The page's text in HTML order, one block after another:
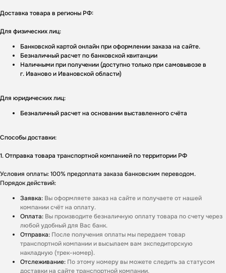
Доставка товара в регионы РФ:
Для физических лиц:
Банковской картой онлайн при оформлении заказа на сайте.
Безналичный расчет по банковской квитанции
Наличными при получении (доступно только при самовывозе в
г. Иваново и Ивановской области)
Для юридических лиц:
Безналичный расчет на основании выставленного счёта
Способы доставки:
1. Отправка товара транспортной компанией по территории РФ
Условия оплаты: 100% предоплата заказа банковским переводом.
Порядок действий:
Заявка: Вы оформляете заказ на сайте и получаете от нашей
компании счёт на оплату.
Оплата: Вы производите безналичную оплату товара по счету через
любой удобный для Вас банк.
Отправка: После получения оплаты мы передаем товар
транспортной компании и высылаем вам экспедиторскую
накладную (трек-номер).
Отслеживание: По этому номеру вы можете следить за статусом
доставки на сайте транспортной компании.